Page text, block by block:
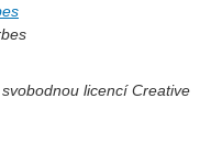
licencí Creative